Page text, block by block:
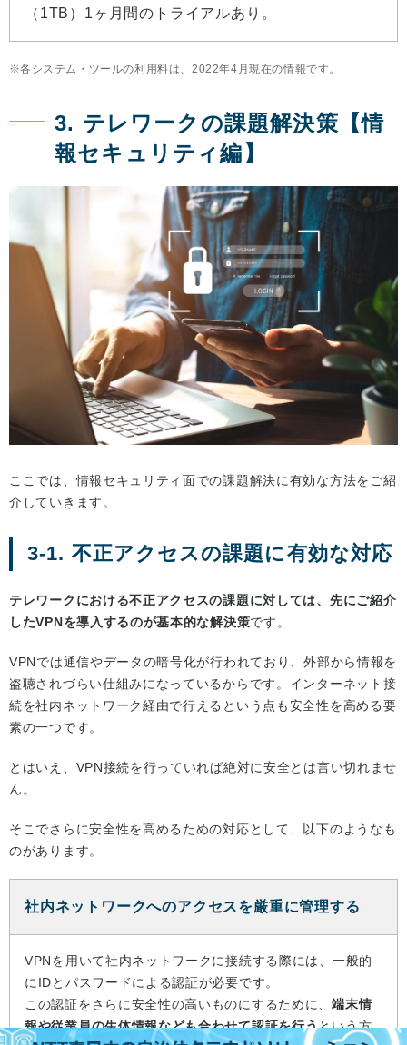
（1TB）1ヶ月間のトライアルあり。
各システム・ツールの利用料は、2022年4月現在の情報です。
3. テレワークの課題解決策【情
報セキュリティ編】
ここでは、情報セキュリティ面での課題解決に有効な方法をご紹
介していきます。
3-1. 不正アクセスの課題に有効な対応
テレワークにおける不正アクセスの課題に対しては、先にご紹介
したVPNを導入するのが基本的な解決策です。
VPNでは通信やデータの暗号化が行われており、外部から情報を
盗聴されづらい仕組みになっているからです。インターネット接
続を社内ネットワーク経由で行えるという点も安全性を高める要
素の一つです。
とはいえ、VPN接続を行っていれば絶対に安全とは言い切れませ
ん。
そこでさらに安全性を高めるための対応として、以下のようなも
のがあります。
社内ネットワークへのアクセスを厳重に管理する
VPNを用いて社内ネットワークに接続する際には、一般的
にIDとパスワードによる認証が必要です。
この認証をさらに安全性の高いものにするために、端末情
報や従業員の生体情報なども合わせて認証を行うという方